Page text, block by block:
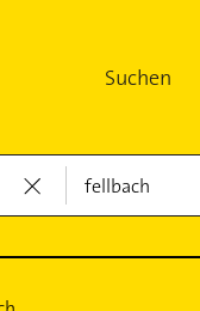
Suchen